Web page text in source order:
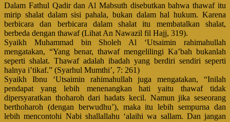
Dalam Fathul Qadir dan Al Mabsuth disebutkan bahwa thawaf itu
mirip shalat dalam sisi pahala, bukan dalam hal hukum. Karena
berbicara dan berbicara dalam shalat itu membatalkan shalat,
berbeda dengan thawaf (Lihat An Nawazil fil Hajj, 319).
Syaikh Muhammad bin Sholeh Al ‘Utsaimin rahimahullah
mengatakan, “Yang benar, thawaf mengelilingi Ka’bah bukanlah
seperti shalat. Thawaf adalah ibadah yang berdiri sendiri seperti
halnya i’tikaf.” (Syarhul Mumthi’, 7: 261)
Syaikh Ibnu ‘Utsaimin rahimahullah juga mengatakan, “Inilah
pendapat yang lebih menenangkan hati yaitu thawaf tidak
dipersyaratkan thoharoh dari hadats kecil. Namun jika seseorang
berthoharoh (dengan berwudhu’), maka itu lebih sempurna dan
lebih mencontohi Nabi shallallahu ‘alaihi wa sallam. Dan jangan